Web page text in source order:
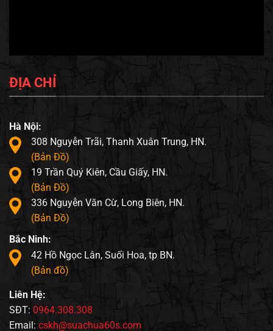
ĐỊA CHỈ
Hà Nội:
308 Nguyễn Trãi, Thanh Xuân Trung, HN.
(Bản Đồ)
19 Trần Quý Kiên, Cầu Giấy, HN.
(Bản Đồ)
336 Nguyễn Văn Cừ, Long Biên, HN.
(Bản Đồ)
Bắc Ninh:
42 Hồ Ngọc Lân, Suối Hoa, tp BN.
(Bản đồ)
Liên Hệ:
SĐT: 0964.308.308
Email: cskh@suachua60s.com